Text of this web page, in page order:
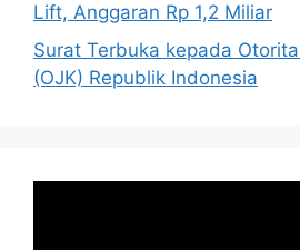
Lift, Anggaran Rp 1,2 Miliar
Surat Terbuka kepada
(OJK) Republik Indonesia